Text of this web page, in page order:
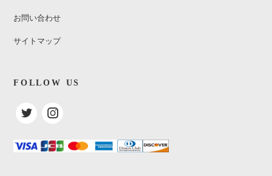
お問い合わせ
サイトマップ
FOLLOW US